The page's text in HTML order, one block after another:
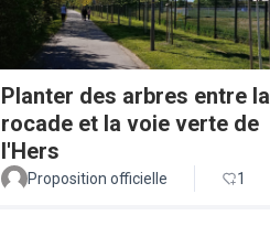
Planter des arbres entre la
rocade et la voie verte de
l'Hers
Proposition officielle 1